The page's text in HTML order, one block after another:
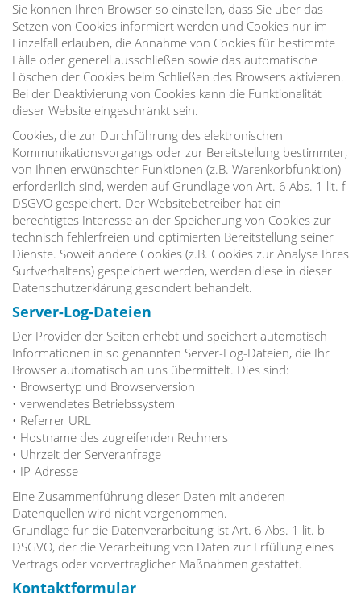
Sie können Ihren Browser so einstellen, dass Sie über das
Setzen von Cookies informiert werden und Cookies nur im
Einzelfall erlauben, die Annahme von Cookies für bestimmte
Fälle oder generell ausschließen sowie das automatische
Löschen der Cookies beim Schließen des Browsers aktivieren.
Bei der Deaktivierung von Cookies kann die Funktionalität
dieser Website eingeschränkt sein.
Cookies, die zur Durchführung des elektronischen
Kommunikationsvorgangs oder zur Bereitstellung bestimmter,
von Ihnen erwünschter Funktionen (z.B. Warenkorbfunktion)
erforderlich sind, werden auf Grundlage von Art. 6 Abs. 1 lit. f
DSGVO gespeichert. Der Websitebetreiber hat ein
berechtigtes Interesse an der Speicherung von Cookies zur
technisch fehlerfreien und optimierten Bereitstellung seiner
Dienste. Soweit andere Cookies (z.B. Cookies zur Analyse Ihres
Surfverhaltens) gespeichert werden, werden diese in dieser
Datenschutzerklärung gesondert behandelt.
Server-Log-Dateien
Der Provider der Seiten erhebt und speichert automatisch
Informationen in so genannten Server-Log-Dateien, die Ihr
Browser automatisch an uns übermittelt. Dies sind:
• Browsertyp und Browserversion
• verwendetes Betriebssystem
• Referrer URL
• Hostname des zugreifenden Rechners
• Uhrzeit der Serveranfrage
• IP-Adresse
Eine Zusammenführung dieser Daten mit anderen
Datenquellen wird nicht vorgenommen.
Grundlage für die Datenverarbeitung ist Art. 6 Abs. 1 lit. b
DSGVO, der die Verarbeitung von Daten zur Erfüllung eines
Vertrags oder vorvertraglicher Maßnahmen gestattet.
Kontaktformular